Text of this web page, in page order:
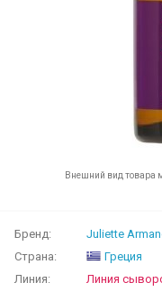
Внешний вид товара
Бренд:
Juliette
Страна:
Греция
Линия:
Линия